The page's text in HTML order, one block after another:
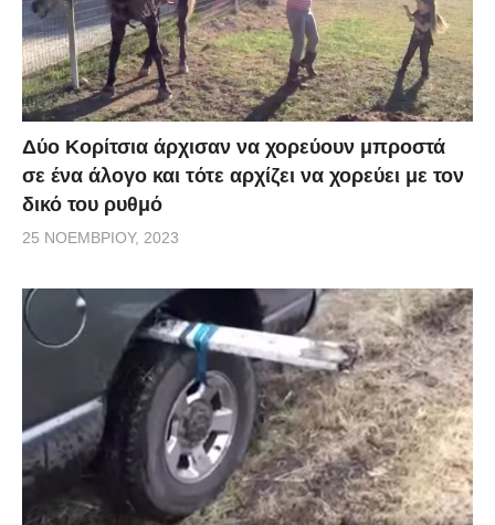
Δύο Κορίτσια άρχισαν να χορεύουν μπροστά
σε ένα άλογο και τότε αρχίζει να χορεύει με τον
δικό του ρυθμό
25 ΝΟΕΜΒΡΊΟΥ, 2023